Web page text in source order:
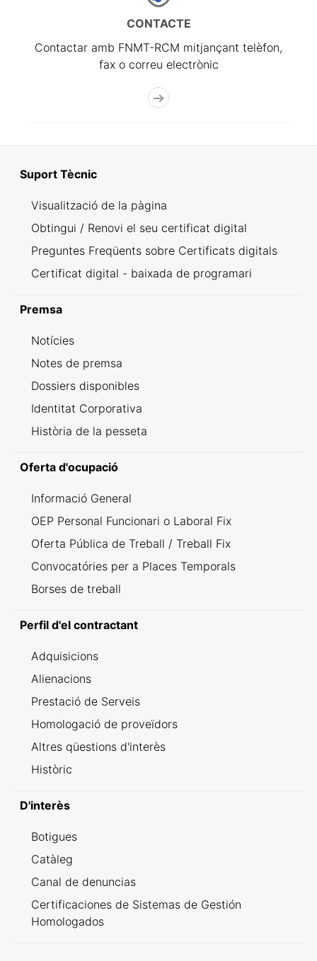
CONTACTE
Contactar amb FNMT-RCM mitjançant telèfon,
fax o correu electrònic
Suport Tècnic
Visualització de la pàgina
Obtingui / Renovi el seu certificat digital
Preguntes Freqüents sobre Certificats digitals
Certificat digital - baixada de programari
Premsa
Notícies
Notes de premsa
Dossiers disponibles
Identitat Corporativa
Història de la pesseta
Oferta d'ocupació
Informació General
OEP Personal Funcionari o Laboral Fix
Oferta Pública de Treball / Treball Fix
Convocatóries per a Places Temporals
Borses de treball
Perfil d'el contractant
Adquisicions
Alienacions
Prestació de Serveis
Homologació de proveïdors
Altres qüestions d'interès
Històric
D'interès
Botigues
Catàleg
Canal de denuncias
Certificaciones de Sistemas de Gestión
Homologados